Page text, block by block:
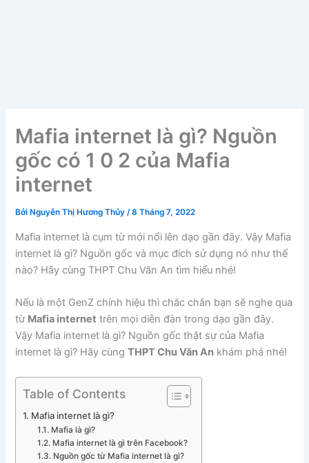
Mafia internet là gì? Nguồn
gốc có 1 0 2 của Mafia
internet
Bởi Nguyễn Thị Hương Thủy/8 Tháng 7, 2022
Mafia internet là cụm từ mới nổi lên dạo gần đây. Vậy Mafia
internet là gì? Nguồn gốc và mục đích sử dụng nó như thế
nào? Hãy cùng THPT Chu Văn An tìm hiểu nhé!
Nếu là một GenZ chính hiệu thì chắc chắn bạn sẽ nghe qua
từ Mafia internet trên mọi diễn đàn trong dạo gần đây.
Vậy Mafia internet là gì? Nguồn gốc thật sự của Mafia
internet là gì? Hãy cùngTHPT Chu Văn An khám phá nhé!
Table of Contents
Mafia internet là gì?
Mafia là gì?
Mafia internet là gì trên Facebook?
Nguồn gốc từ Mafia internet là gì?